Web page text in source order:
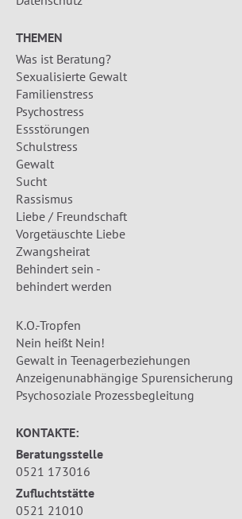
THEMEN
Was ist Beratung?
Sexualisierte Gewalt
Familienstress
Psychostress
Essstörungen
Schulstress
Gewalt
Sucht
Rassismus
Liebe / Freundschaft
Vorgetäuschte Liebe
Zwangsheirat
Behindert sein -
behindert werden
K.O.-Tropfen
Nein heißt Nein!
Gewalt in Teenagerbeziehungen
Anzeigenunabhängige Spurensicherung
Psychosoziale Prozessbegleitung
KONTAKTE:
Beratungsstelle
0521 173016
Zufluchtstätte
0521 21010